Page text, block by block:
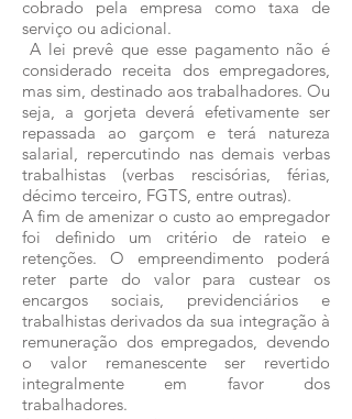
cobrado pela empresa como taxa de
serviço ou adicional.
A lei prevê que esse pagamento não é
considerado receita dos empregadores,
mas sim, destinado aos trabalhadores. Ou
seja, a gorjeta deverá efetivamente ser
repassada ao garçom e terá natureza
salarial, repercutindo nas demais verbas
trabalhistas (verbas rescisórias, férias,
décimo terceiro, FGTS, entre outras).
A fim de amenizar o custo ao empregador
foi definido um critério de rateio e
retenções. O empreendimento poderá
reter parte do valor para custear os
encargos sociais, previdenciários e
trabalhistas derivados da sua integração à
remuneração dos empregados, devendo
o valor remanescente ser revertido
integralmente em favor dos
trabalhadores.